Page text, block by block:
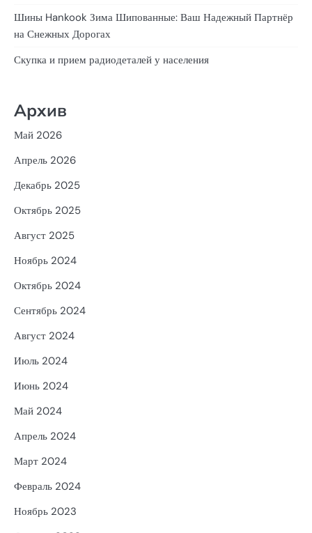
Шины Hankook Зима Шипованные: Ваш Надежный Партнёр
на Снежных Дорогах
Скупка и прием радиодеталей у населения
Архив
Май 2026
Апрель 2026
Декабрь 2025
Октябрь 2025
Август 2025
Ноябрь 2024
Октябрь 2024
Сентябрь 2024
Август 2024
Июль 2024
Июнь 2024
Май 2024
Апрель 2024
Март 2024
Февраль 2024
Ноябрь 2023